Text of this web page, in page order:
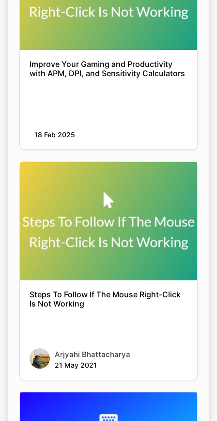
Copy Link
Improve Your Gaming and Productivity
with APM, DPI, and Sensitivity Calculators
18 Feb 2025
Steps To Follow If The Mouse Right-Click
Is Not Working
Arjyahi Bhattacharya
21 May 2021